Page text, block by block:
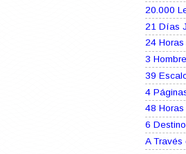
20.000
21 Días
24
3
39
4
48 Horas
6
A Través